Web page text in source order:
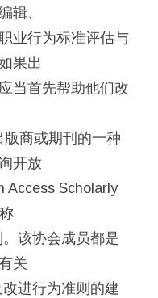
辑、
业行为标准评估与
果出
当首先帮助他们改
商或期刊的一种
开放
Access Scholarly
该协会成员都是
关
进行为准则的建